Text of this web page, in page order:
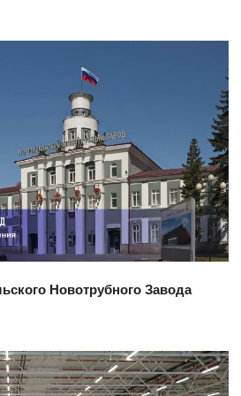
проект
Новотрубного Завода